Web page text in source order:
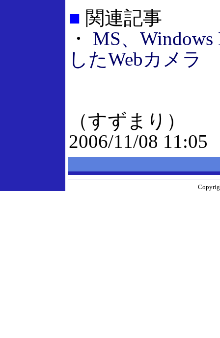
■ 関連記事
・ MS、
したWebカメラ
（すずまり）
2006/11/08 11:05